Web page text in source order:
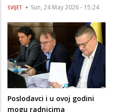
SVIJET Sun, 24 May 2026 - 15:24
Poslodavci i u ovoj godini
mogu radnicima